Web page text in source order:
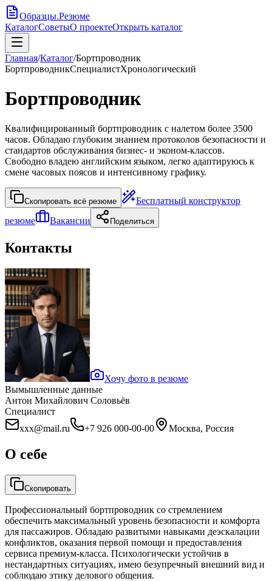
Образцы.Резюме
КаталогСоветыО проектеОткрыть каталог
Главная/Каталог/Бортпроводник
БортпроводникСпециалистХронологический
Бортпроводник
Квалифицированный бортпроводник с налетом более 3500
часов. Обладаю глубоким знанием протоколов безопасности и
стандартов обслуживания бизнес- и эконом-классов.
Свободно владею английским языком, легко адаптируюсь к
смене часовых поясов и интенсивному графику.
Скопировать всё резюме
Бесплатный конструктор
резюме
Вакансии Поделиться
Контакты
Хочу фото в резюме
Вымышленные данные
Антон Михайлович Соловьёв
Специалист
xxx@mail.ru
+7 926 000-00-00 Москва, Россия
О себе
Скопировать
Профессиональный бортпроводник со стремлением
обеспечить максимальный уровень безопасности и комфорта
для пассажиров. Обладаю развитыми навыками деэскалации
конфликтов, оказания первой помощи и предоставления
сервиса премиум-класса. Психологически устойчив в
нестандартных ситуациях, имею безупречный внешний вид и
соблюдаю этику делового общения.